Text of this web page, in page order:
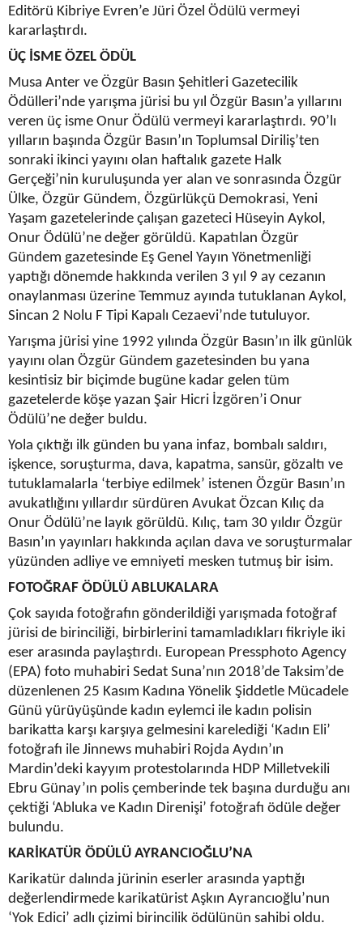
Editörü Kibriye Evren’e Jüri Özel Ödülü vermeyi
kararlaştırdı.
ÜÇ İSME ÖZEL ÖDÜL
Musa Anter ve Özgür Basın Şehitleri Gazetecilik
Ödülleri’nde yarışma jürisi bu yıl Özgür Basın’a yıllarını
veren üç isme Onur Ödülü vermeyi kararlaştırdı. 90’lı
yılların başında Özgür Basın’ın Toplumsal Diriliş’ten
sonraki ikinci yayını olan haftalık gazete Halk
Gerçeği’nin kuruluşunda yer alan ve sonrasında Özgür
Ülke, Özgür Gündem, Özgürlükçü Demokrasi, Yeni
Yaşam gazetelerinde çalışan gazeteci Hüseyin Aykol,
Onur Ödülü’ne değer görüldü. Kapatılan Özgür
Gündem gazetesinde Eş Genel Yayın Yönetmenliği
yaptığı dönemde hakkında verilen 3 yıl 9 ay cezanın
onaylanması üzerine Temmuz ayında tutuklanan Aykol,
Sincan 2 Nolu F Tipi Kapalı Cezaevi’nde tutuluyor.
Yarışma jürisi yine 1992 yılında Özgür Basın’ın ilk günlük
yayını olan Özgür Gündem gazetesinden bu yana
kesintisiz bir biçimde bugüne kadar gelen tüm
gazetelerde köşe yazan Şair Hicri İzgören’i Onur
Ödülü’ne değer buldu.
Yola çıktığı ilk günden bu yana infaz, bombalı saldırı,
işkence, soruşturma, dava, kapatma, sansür, gözaltı ve
tutuklamalarla ‘terbiye edilmek’ istenen Özgür Basın’ın
avukatlığını yıllardır sürdüren Avukat Özcan Kılıç da
Onur Ödülü’ne layık görüldü. Kılıç, tam 30 yıldır Özgür
Basın’ın yayınları hakkında açılan dava ve soruşturmalar
yüzünden adliye ve emniyeti mesken tutmuş bir isim.
FOTOĞRAF ÖDÜLÜ ABLUKALARA
Çok sayıda fotoğrafın gönderildiği yarışmada fotoğraf
jürisi de birinciliği, birbirlerini tamamladıkları fikriyle iki
eser arasında paylaştırdı. European Pressphoto Agency
(EPA) foto muhabiri Sedat Suna’nın 2018’de Taksim’de
düzenlenen 25 Kasım Kadına Yönelik Şiddetle Mücadele
Günü yürüyüşünde kadın eylemci ile kadın polisin
barikatta karşı karşıya gelmesini karelediği ‘Kadın Eli’
fotoğrafı ile Jinnews muhabiri Rojda Aydın’ın
Mardin’deki kayyım protestolarında HDP Milletvekili
Ebru Günay’ın polis çemberinde tek başına durduğu anı
çektiği ‘Abluka ve Kadın Direnişi’ fotoğrafı ödüle değer
bulundu.
KARİKATÜR ÖDÜLÜ AYRANCIOĞLU’NA
Karikatür dalında jürinin eserler arasında yaptığı
değerlendirmede karikatürist Aşkın Ayrancıoğlu’nun
‘Yok Edici’ adlı çizimi birincilik ödülünün sahibi oldu.